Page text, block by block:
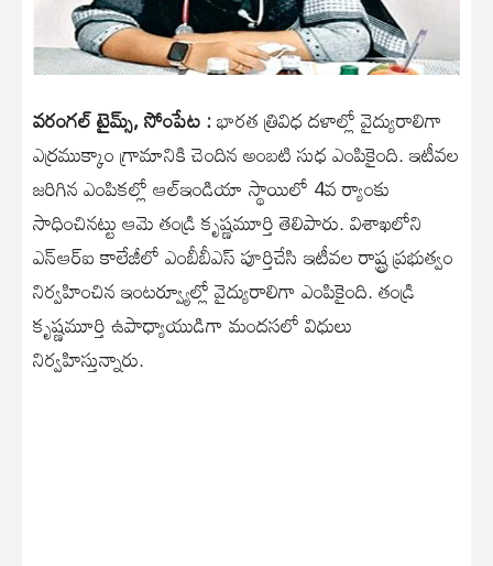
వరంగల్ టైమ్స్, సోంపేట :భారత త్రివిధ దళాల్లో వైద్యురాలిగా
ఎర్రముక్కాం గ్రామానికి చెందిన అంబటి సుధ ఎంపికైంది. ఇటీవల
జరిగిన ఎంపికల్లో ఆల్‌ఇండియా స్థాయిలో 4వ ర్యాంకు
సాధించినట్టు ఆమె తండ్రి కృష్ణమూర్తి తెలిపారు. విశాఖలోని
ఎన్‌ఆర్‌ఐ కాలేజీలో ఎంబీబీఎస్‌ పూర్తిచేసి ఇటీవల రాష్ట్ర ప్రభుత్వం
నిర్వహించిన ఇంటర్వ్యూల్లో వైద్యురాలిగా ఎంపికైంది. తండ్రి
కృష్ణమూర్తి ఉపాధ్యాయుడిగా మందసలో విధులు
నిర్వహిస్తున్నారు.